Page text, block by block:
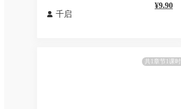
 千启
¥9.90
共1章节1课时